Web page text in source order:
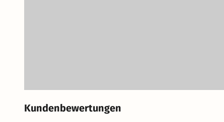
Kundenbewertungen